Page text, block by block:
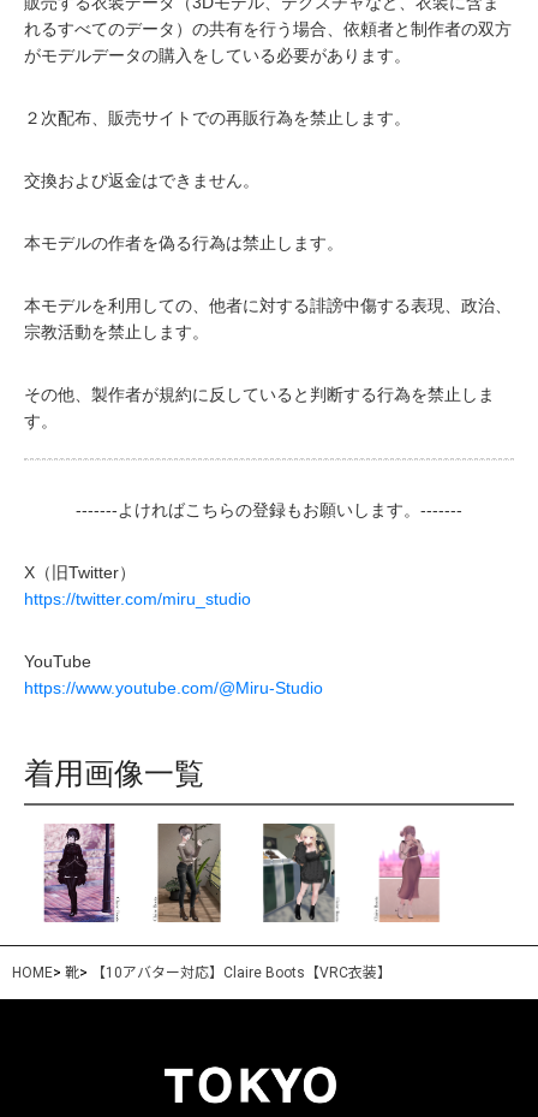
れるすべてのデータ）の共有を行う場合、依頼者と制作者の双方
がモデルデータの購入をしている必要があります。
２次配布、販売サイトでの再販行為を禁止します。
交換および返金はできません。
本モデルの作者を偽る行為は禁止します。
本モデルを利用しての、他者に対する誹謗中傷する表現、政治、
宗教活動を禁止します。
その他、製作者が規約に反していると判断する行為を禁止しま
す。
-------よければこちらの登録もお願いします。-------
X（旧Twitter）
https://twitter.com/miru_studio
YouTube
https://www.youtube.com/@Miru-Studio
着用画像一覧
HOME> 靴> 【10アバター対応】Claire Boots【VRC衣装】